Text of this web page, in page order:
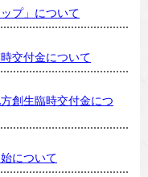
プ」について
交付金について
創生臨時交付金につ
について